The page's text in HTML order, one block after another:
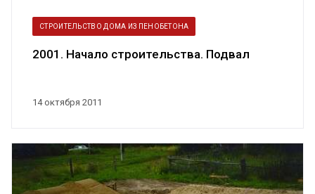
14 октября 2011
СТРОИТЕЛЬСТВО ДОМА ИЗ ПЕНОБЕТОНА
2001. Начало строительства. Подвал